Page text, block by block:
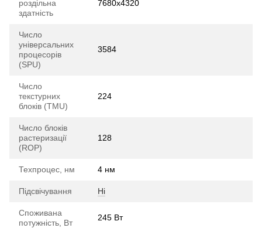
роздільна
здатність
7680x4320
Число
універсальних
процесорів
(SPU)
3584
Число
текстурних
блоків (TMU)
224
Число блоків
растеризації
(ROP)
128
Техпроцес, нм 4 нм
Підсвічування Ні
Споживана
потужність, Вт
245 Вт